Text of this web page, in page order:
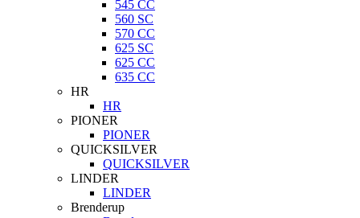
545 CC
560 SC
570 CC
625 SC
625 CC
635 CC
HR
HR
PIONER
PIONER
QUICKSILVER
QUICKSILVER
LINDER
LINDER
Brenderup